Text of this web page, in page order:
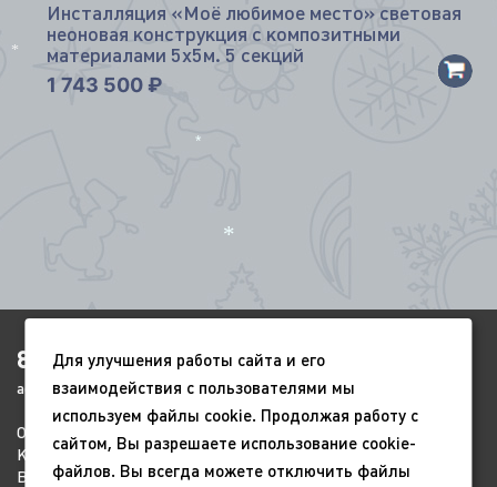
Инсталляция «Моё любимое место» световая
неоновая конструкция с композитными
материалами 5х5м. 5 секций
1 743 500 ₽
8(4852)920-450
ags-yar@mail.ru
О компании
Контакты
Новый год
9 мая
Всесезонные
Благоустройство
Для улучшения работы сайта и его
взаимодействия с пользователями мы
используем файлы cookie. Продолжая работу с
сайтом, Вы разрешаете использование cookie-
файлов. Вы всегда можете отключить файлы
*